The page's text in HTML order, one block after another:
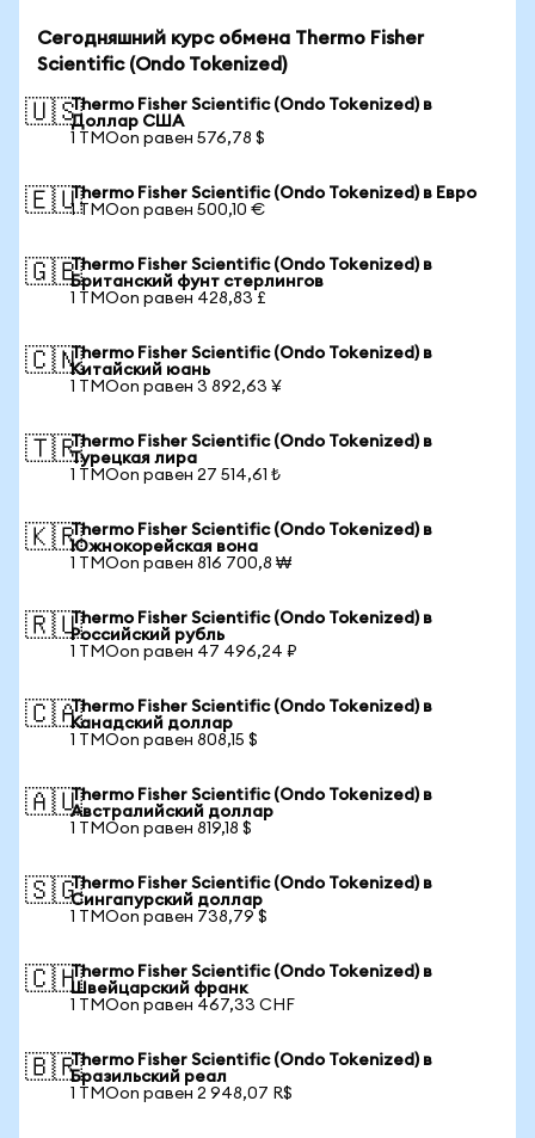
Сегодняшний курс обмена Thermo Fisher
Scientific (Ondo Tokenized)
🇺🇸Thermo Fisher Scientific (Ondo Tokenized) в
Доллар США
1 TMOon равен 576,78 $
🇪🇺Thermo Fisher Scientific (Ondo Tokenized) в Евро
1 TMOon равен 500,10 €
🇬🇧Thermo Fisher Scientific (Ondo Tokenized) в
Британский фунт стерлингов
1 TMOon равен 428,83 £
🇨🇳Thermo Fisher Scientific (Ondo Tokenized) в
Китайский юань
1 TMOon равен 3 892,63 ¥
🇹🇷Thermo Fisher Scientific (Ondo Tokenized) в
Турецкая лира
1 TMOon равен 27 514,61 ₺
🇰🇷Thermo Fisher Scientific (Ondo Tokenized) в
Южнокорейская вона
1 TMOon равен 816 700,8 ₩
🇷🇺Thermo Fisher Scientific (Ondo Tokenized) в
Российский рубль
1 TMOon равен 47 496,24 ₽
🇨🇦Thermo Fisher Scientific (Ondo Tokenized) в
Канадский доллар
1 TMOon равен 808,15 $
🇦🇺Thermo Fisher Scientific (Ondo Tokenized) в
Австралийский доллар
1 TMOon равен 819,18 $
🇸🇬Thermo Fisher Scientific (Ondo Tokenized) в
Сингапурский доллар
1 TMOon равен 738,79 $
🇨🇭Thermo Fisher Scientific (Ondo Tokenized) в
Швейцарский франк
1 TMOon равен 467,33 CHF
🇧🇷Thermo Fisher Scientific (Ondo Tokenized) в
Бразильский реал
1 TMOon равен 2 948,07 R$